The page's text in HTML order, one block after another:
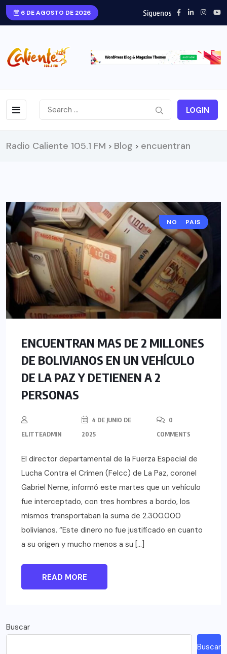
6 DE AGOSTO DE 2026 Siguenos
LOGIN
Radio Caliente 105.1 FM > Blog > encuentran
NOTICIAS
PAIS
ENCUENTRAN MAS DE 2 MILLONES
DE BOLIVIANOS EN UN VEHÍCULO
DE LA PAZ Y DETIENEN A 2
PERSONAS
ELITTEADMIN
4 DE JUNIO DE
2025
0
COMMENTS
El director departamental de la Fuerza Especial de
Lucha Contra el Crimen (Felcc) de La Paz, coronel
Gabriel Neme, informó este martes que un vehículo
fue interceptado, con tres hombres a bordo, los
mismos transportaban la suma de 2.300.000
bolivianos. “Este dinero no fue justificado en cuanto
a su origen y mucho menos a su […]
READ MORE
Buscar
Buscar